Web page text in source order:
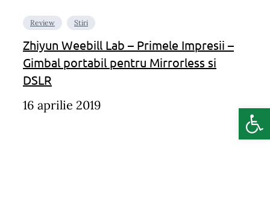
Review Stiri
Zhiyun Weebill Lab – Primele Impresii –
Gimbal portabil pentru Mirrorless si
DSLR
16 aprilie 2019